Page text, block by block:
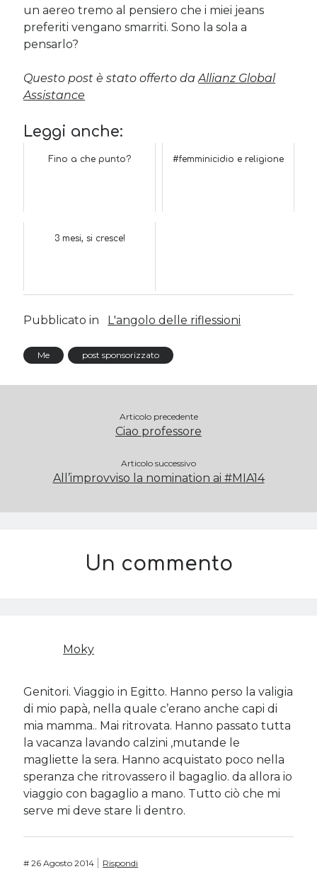
un aereo tremo al pensiero che i miei jeans
preferiti vengano smarriti. Sono la sola a
pensarlo?
Questo post è stato offerto daAllianz Global
Assistance
Leggi anche:
Fino a che punto? #femminicidio e religione
3 mesi, si cresce!
Pubblicato in L'angolo delle riflessioni
Me post sponsorizzato
Articolo precedente
Ciao professore
Articolo successivo
All’improvviso la nomination ai #MIA14
Un commento
Moky
Genitori. Viaggio in Egitto. Hanno perso la valigia
di mio papà, nella quale c’erano anche capi di
mia mamma.. Mai ritrovata. Hanno passato tutta
la vacanza lavando calzini ,mutande le
magliette la sera. Hanno acquistato poco nella
speranza che ritrovassero il bagaglio. da allora io
viaggio con bagaglio a mano. Tutto ciò che mi
serve mi deve stare li dentro.
#26 Agosto 2014 Rispondi